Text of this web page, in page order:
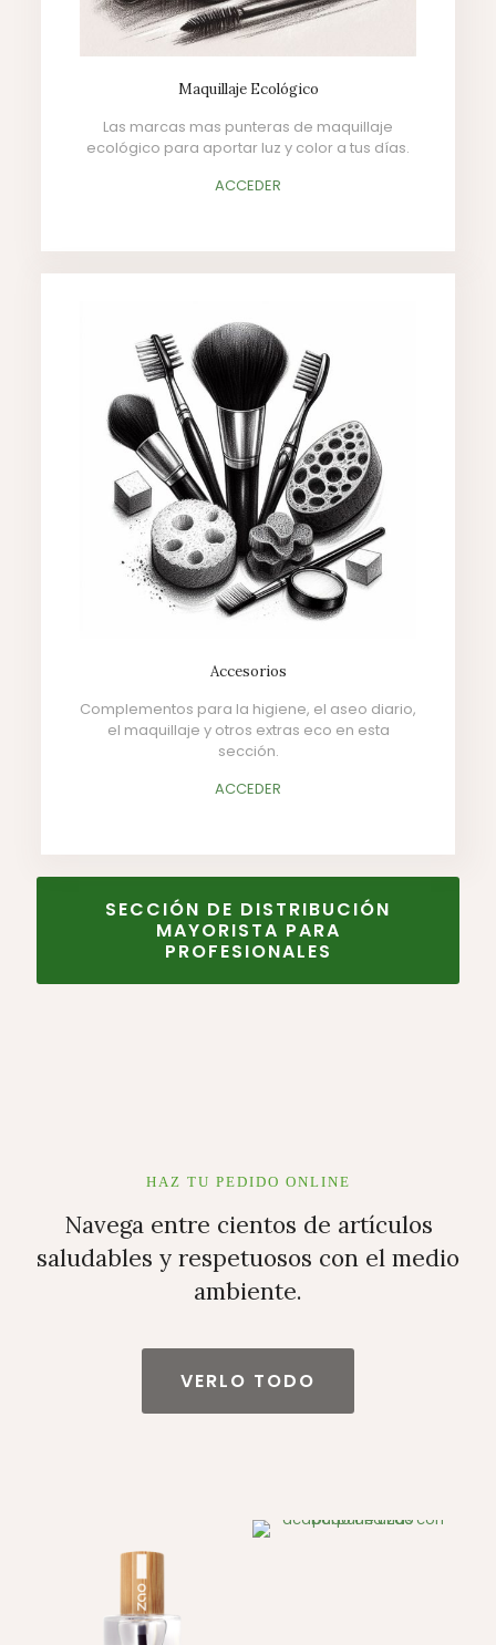
Maquillaje Ecológico
Las marcas mas punteras de maquillaje
ecológico para aportar luz y color a tus días.
ACCEDER
Accesorios
Complementos para la higiene, el aseo diario,
el maquillaje y otros extras eco en esta
sección.
ACCEDER
SECCIÓN DE DISTRIBUCIÓN
MAYORISTA PARA
PROFESIONALES
HAZ TU PEDIDO ONLINE
Navega entre cientos de artículos
saludables y respetuosos con el medio
ambiente.
VERLO TODO